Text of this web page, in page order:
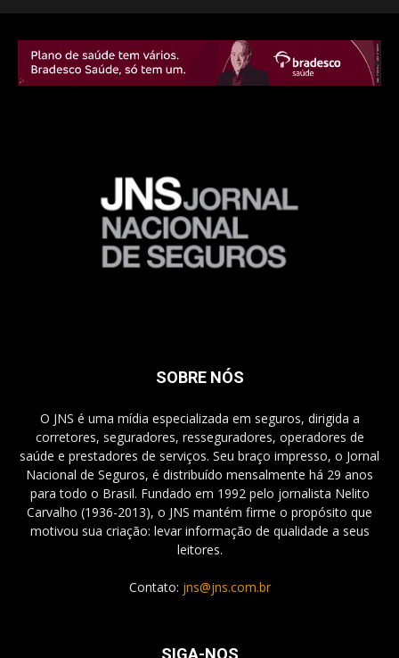
SOBRE NÓS
O JNS é uma mídia especializada em seguros, dirigida a
corretores, seguradores, resseguradores, operadores de
saúde e prestadores de serviços. Seu braço impresso, o Jornal
Nacional de Seguros, é distribuído mensalmente há 29 anos
para todo o Brasil. Fundado em 1992 pelo jornalista Nelito
Carvalho (1936-2013), o JNS mantém firme o propósito que
motivou sua criação: levar informação de qualidade a seus
leitores.
Contato: jns@jns.com.br
SIGA-NOS